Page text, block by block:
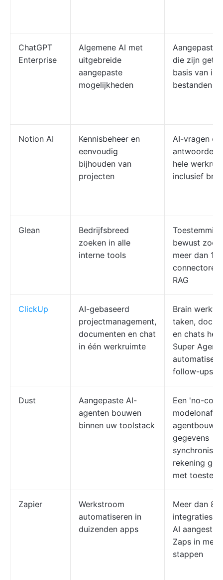
ChatGPT
Enterprise
Algemene AI met
uitgebreide
aangepaste
mogelijkheden
Aangepaste
die zijn
basis van
bestanden
Notion AI
Kennisbeheer en
eenvoudig
bijhouden van
projecten
AI-vragen en
antwoorden
hele
inclusief
Glean
Bedrijfsbreed
zoeken in alle
interne tools
bewust
meer dan
connectoren
RAG
ClickUp
AI-gebaseerd
projectmanagement,
documenten en chat
in één werkruimte
Brain werkt
taken,
en chats
Super Agents
follow-ups
Dust
Aangepaste AI-
agenten bouwen
binnen uw toolstack
Een 'no-
gegevens
rekening
met
Zapier
Werkstroom
automatiseren in
duizenden apps
Meer dan
integraties
AI
Zaps in
stappen